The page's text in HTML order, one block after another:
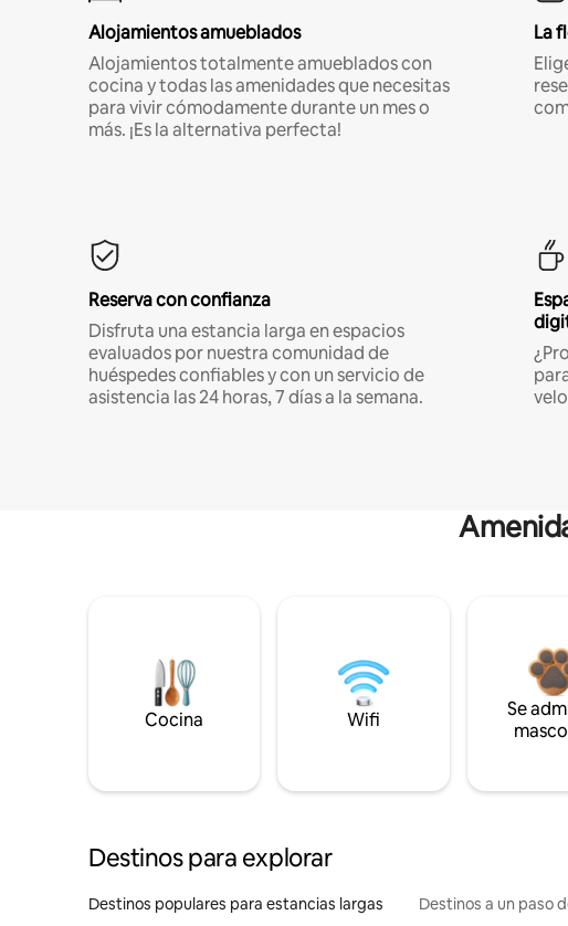
Alojamientos amueblados
Alojamientos totalmente amueblados con
cocina y todas las amenidades que necesitas
para vivir cómodamente durante un mes o
más. ¡Es la alternativa perfecta!
La
Reserva con confianza
Disfruta una estancia larga en espacios
evaluados por nuestra comunidad de
huéspedes confiables y con un servicio de
asistencia las 24 horas, 7 días a la semana.
Cocina Wifi
Se
Destinos para explorar
Destinos populares para estancias largas Destinos a un paso